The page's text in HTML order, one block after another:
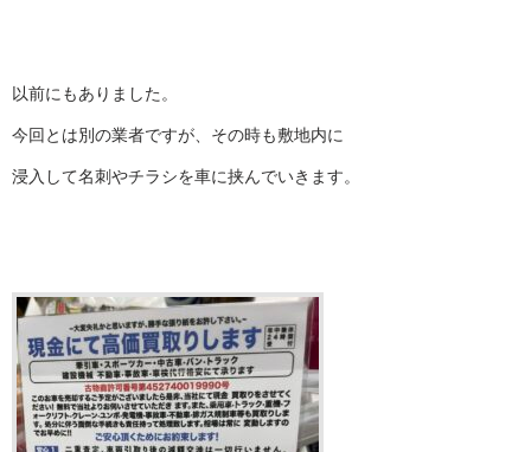
以前にもありました。
今回とは別の業者ですが、その時も敷地内に
浸入して名刺やチラシを車に挟んでいきます。